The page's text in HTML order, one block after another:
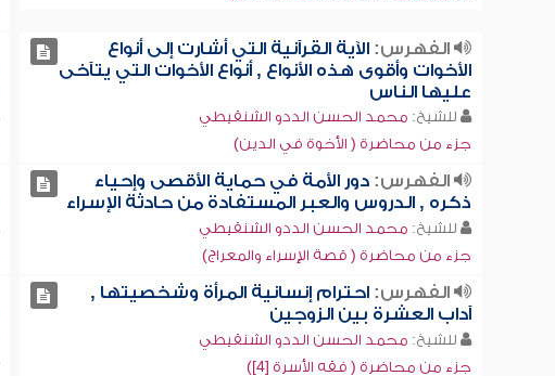
الفهرس:الآية القرآنية التي أشارت إلى أنواع
الأخوات وأقوى هذه الأنواع , أنواع الأخوات التي يتآخى
عليها الناس
للشيخ: محمد الحسن الددو الشنقيطي
جزء من محاضرة ( الأخوة في الدين)
الفهرس:دور الأمة في حماية الأقصى وإحياء
ذكره , الدروس والعبر المستفادة من حادثة الإسراء
للشيخ: محمد الحسن الددو الشنقيطي
جزء من محاضرة ( قصة الإسراء والمعراج)
الفهرس:احترام إنسانية المرأة وشخصيتها ,
آداب العشرة بين الزوجين
للشيخ: محمد الحسن الددو الشنقيطي
جزء من محاضرة ( فقه الأسرة [4])